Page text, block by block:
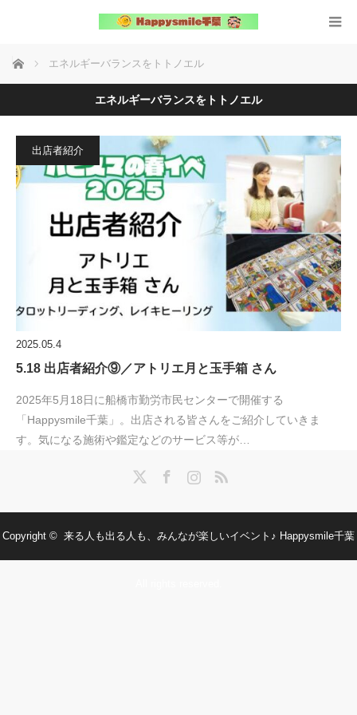
ホーム エネルギーバランスをトトノエル
エネルギーバランスをトトノエル
出店者紹介
2025.05.4
5.18 出店者紹介⑨／アトリエ月と玉手箱 さん
2025年5月18日に船橋市勤労市民センターで開催する
「Happysmile千葉」。出店される皆さんをご紹介していきま
す。気になる施術や鑑定などのサービス等が…
InstagramRSS
Copyright © 来る人も出る人も、みんなが楽しいイベント♪ Happysmile千葉